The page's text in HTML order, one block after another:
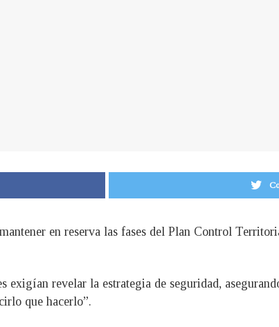
en reserva las fases del Plan Control
exigían revelar la estrategia de seguridad,
que hacerlo”.